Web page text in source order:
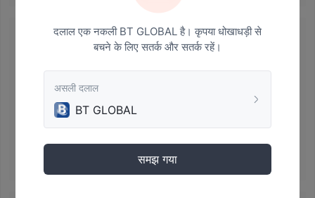
ताओ उत्पाद: सूचकांक, सोना, अलौह धातु, ऊर्जा और डिजिटल मुद्रा ग्राहक
विड्रॉ करने में असमर्थ
दलाल एक नकली BT GLOBAL है। कृपया धोखाधड़ी से
बचने के लिए सतर्क और सतर्क रहें।
असली दलाल
BT GLOBAL
समझ गया